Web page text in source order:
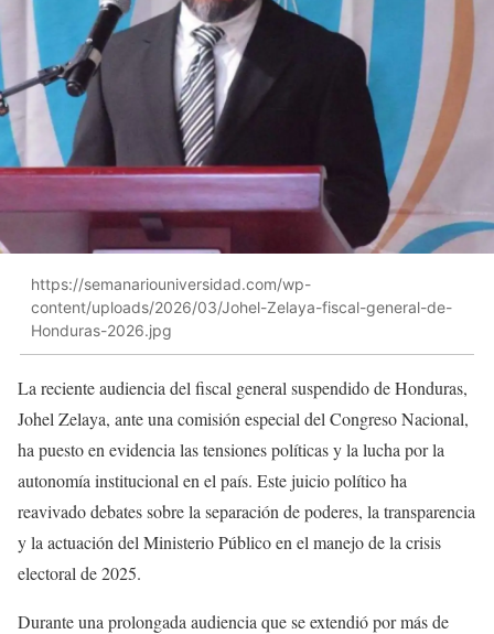
https://semanariouniversidad.com/wp-
content/uploads/2026/03/Johel-Zelaya-fiscal-general-de-
Honduras-2026.jpg
La reciente audiencia del fiscal general suspendido de Honduras,
Johel Zelaya, ante una comisión especial del Congreso Nacional,
ha puesto en evidencia las tensiones políticas y la lucha por la
autonomía institucional en el país. Este juicio político ha
reavivado debates sobre la separación de poderes, la transparencia
y la actuación del Ministerio Público en el manejo de la crisis
electoral de 2025.
Durante una prolongada audiencia que se extendió por más de